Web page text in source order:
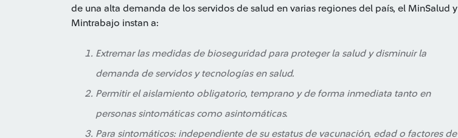
de una alta demanda de los servidos de salud en varias regiones del país, el MinSalud y
Mintrabajo instan a:
Extremar las medidas de bioseguridad para proteger la salud y disminuir la
demanda de servidos y tecnologías en salud.
Permitir el aislamiento obligatorio, temprano y de forma inmediata tanto en
personas sintomáticas como asintomáticas.
Para sintomáticos: independiente de su estatus de vacunación, edad o factores de